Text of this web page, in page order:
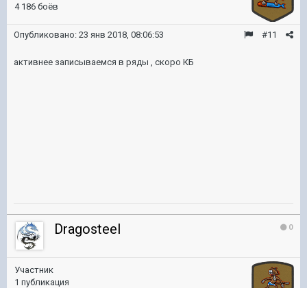
4 186 боёв
#11
Опубликовано: 23 янв 2018, 08:06:53
активнее записываемся в ряды , скоро КБ
0
Dragosteel
Участник
1 публикация